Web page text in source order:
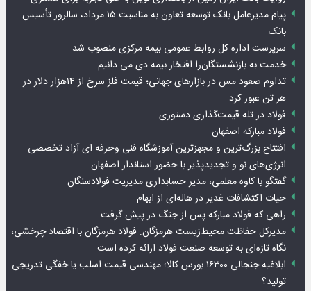
پیام مدیرعامل بانک توسعه تعاون به مناسبت ۱۵ مرداد، سالروز تأسیس
بانک
سرپرست اداره کل روابط عمومی بیمه مرکزی منصوب شد
خدمت به بازنشستگان‌را افتخار بیمه دی می دانیم
تداوم صعود مس در بازارهای جهانی؛ قیمت فلز سرخ از ۱۴هزار دلار در
هر تن عبور کرد
فولاد در تله قیمت‌گذاری دستوری
فولاد مبارکه اصفهان
افتتاح بزرگ‌ترین و مجهزترین آموزشگاه فنی وحرفه ای آزاد تخصصی
انرژی‌های نو و تجدیدپذیر با حضور استاندار اصفهان
گفتگو با کاوه معلمی، مدیر حسابداری مدیریت فولادسنگان
حیات اکتشافات غدیر در هاله‌ای از ابهام
راهی که فولاد مبارکه پس از جنگ در پیش گرفت
مدیرکل حفاظت محیط‌زیست هرمزگان: فولاد هرمزگان با اقتصاد چرخشی،
نگاه تازه‌ای به توسعه صنعت فولاد ارائه کرده است
ابلاغیه جنجالی ۱۶۳۰۰ بورس کالا؛ مهندسی قیمت اسلب یا خفگی تدریجی
تولید؟